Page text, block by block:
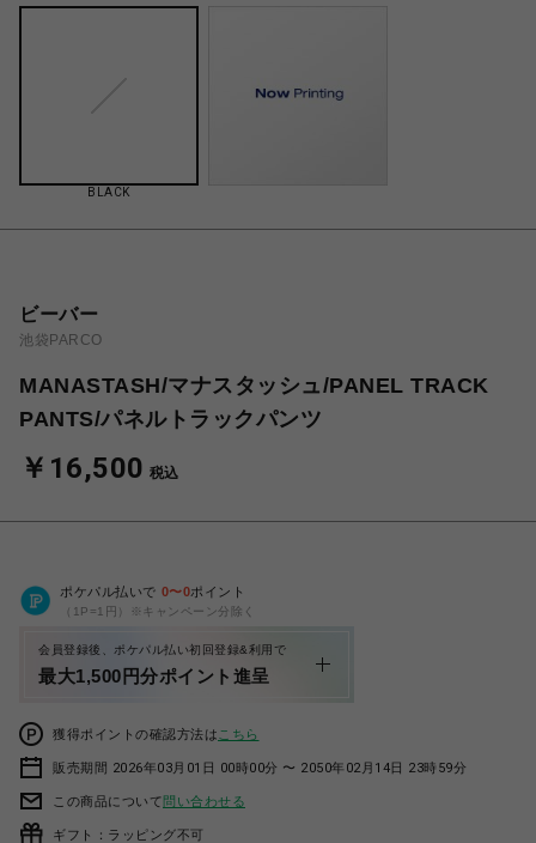
BLACK
ビーバー
池袋PARCO
MANASTASH/マナスタッシュ/PANEL TRACK
PANTS/パネルトラックパンツ
￥16,500 税込
ポケパル払いで 0〜0ポイント
（1P=1円）※キャンペーン分除く
会員登録後、ポケパル払い初回登録&利用で
最大1,500円分ポイント進呈
獲得ポイントの確認方法は こちら
販売期間 2026年03月01日 00時00分 〜 2050年02月14日 23時59分
この商品について問い合わせる
ギフト：ラッピング不可